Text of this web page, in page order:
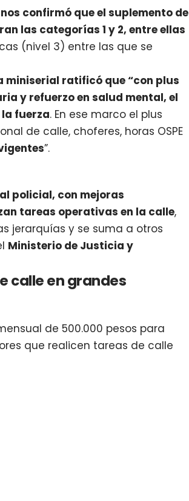
confirmó que el suplemento de
las categorías 1 y 2, entre ellas
(nivel 3) entre las que se
miniserial ratificó que “con plus
y refuerzo en salud mental, el
fuerza. En ese marco el plus
de calle, choferes, horas OSPE
”.
policial, con mejoras
tareas operativas en la calle,
jerarquías y se suma a otros
Ministerio de Justicia y
calle en grandes
de 500.000 pesos para
que realicen tareas de calle